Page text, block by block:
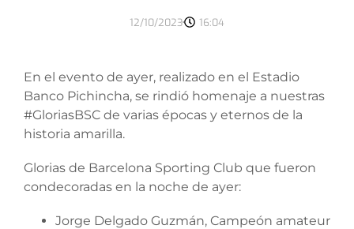
12/10/2023 16:04
En el evento de ayer, realizado en el Estadio
Banco Pichincha, se rindió homenaje a nuestras
#GloriasBSC de varias épocas y eternos de la
historia amarilla.
Glorias de Barcelona Sporting Club que fueron
condecoradas en la noche de ayer:
Jorge Delgado Guzmán, Campeón amateur